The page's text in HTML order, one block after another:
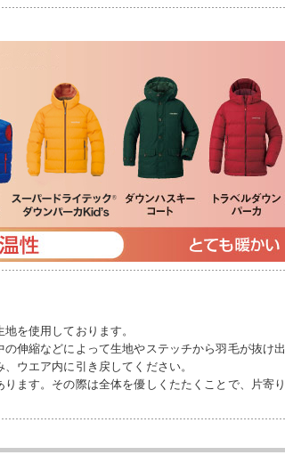
を使用しております。
伸縮などによって生地やステッチから羽毛が抜け出
ウエア内に引き戻してください。
ます。その際は全体を優しくたたくことで、片寄り